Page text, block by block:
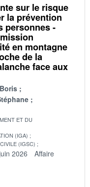
sur le risque
la prévention
personnes -
en montagne
de la
face aux
ET DU
(IGA)
(IGSC)
2026
Affaire